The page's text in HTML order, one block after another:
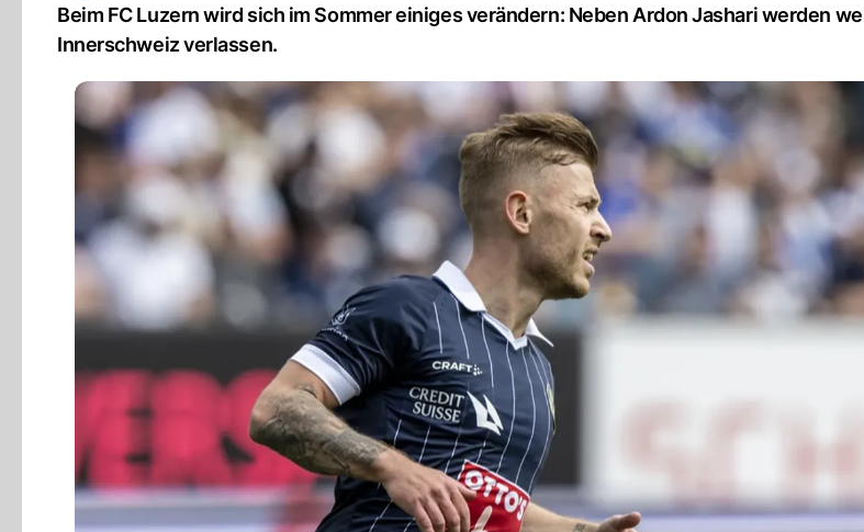
Beim FC Luzern wird sich im Sommer einiges verändern: Neben Ardon Jashari werden
Innerschweiz verlassen.